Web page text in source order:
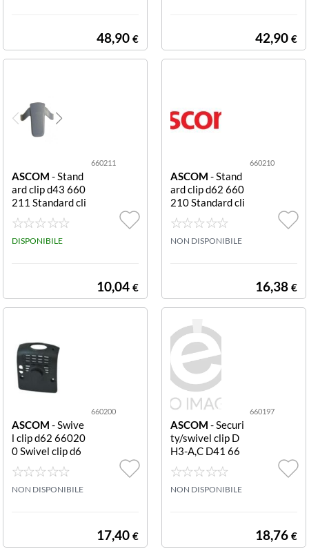
48,90 € 42,90 €
660211
ASCOM - Stand
ard clip d43 660
211 Standard cli
p d43
DISPONIBILE
10,04 €
660210
ASCOM - Stand
ard clip d62 660
210 Standard cli
p d62
NON DISPONIBILE
16,38 €
660200
ASCOM - Swive
l clip d62 66020
0 Swivel clip d6
2
NON DISPONIBILE
17,40 €
660197
ASCOM - Securi
ty/swivel clip D
H3-A,C D41 66
0197 Security/s
wivel clip d41
NON DISPONIBILE
18,76 €